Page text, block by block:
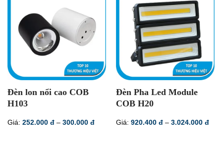
Đèn lon nổi cao COB
H103
Giá: 252.000 đ – 300.000 đKhoảng
Đèn Pha Led Module
COB H20
Giá: 920.400 đ – 3.024.000 đ